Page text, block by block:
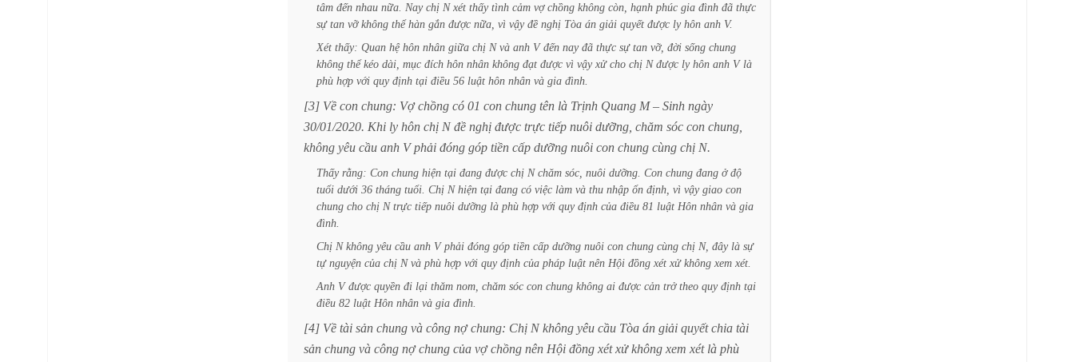
tâm đến nhau nữa. Nay chị N xét thấy tình cảm vợ chồng không còn, hạnh phúc gia đình đã thực
sự tan vỡ không thể hàn gắn được nữa, vì vậy đề nghị Tòa án giải quyết được ly hôn anh V.
Xét thấy: Quan hệ hôn nhân giữa chị N và anh V đến nay đã thực sự tan vỡ, đời sống chung
không thể kéo dài, mục đích hôn nhân không đạt được vì vậy xử cho chị N được ly hôn anh V là
phù hợp với quy định tại điều 56 luật hôn nhân và gia đình.
[3] Về con chung: Vợ chồng có 01 con chung tên là Trịnh Quang M – Sinh ngày
30/01/2020. Khi ly hôn chị N đề nghị được trực tiếp nuôi dưỡng, chăm sóc con chung,
không yêu cầu anh V phải đóng góp tiền cấp dưỡng nuôi con chung cùng chị N.
Thấy rằng: Con chung hiện tại đang được chị N chăm sóc, nuôi dưỡng. Con chung đang ở độ
tuổi dưới 36 tháng tuổi. Chị N hiện tại đang có việc làm và thu nhập ổn định, vì vậy giao con
chung cho chị N trực tiếp nuôi dưỡng là phù hợp với quy định của điều 81 luật Hôn nhân và gia
đình.
Chị N không yêu cầu anh V phải đóng góp tiền cấp dưỡng nuôi con chung cùng chị N, đây là sự
tự nguyện của chị N và phù hợp với quy định của pháp luật nên Hội đồng xét xử không xem xét.
Anh V được quyền đi lại thăm nom, chăm sóc con chung không ai được cản trở theo quy định tại
điều 82 luật Hôn nhân và gia đình.
[4] Về tài sản chung và công nợ chung: Chị N không yêu cầu Tòa án giải quyết chia tài
sản chung và công nợ chung của vợ chồng nên Hội đồng xét xử không xem xét là phù